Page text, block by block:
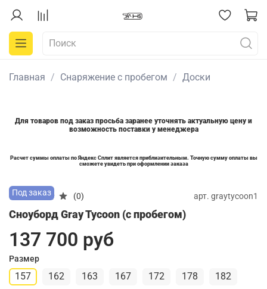
Главная Снаряжение с пробегом Доски
Для товаров под заказ просьба заранее уточнять актуальную цену и
возможность поставки у менеджера
Расчет суммы оплаты по Яндекс Сплит является приблизительным. Точную сумму оплаты вы
сможете увидеть при оформлении заказа
Под заказ (0) арт. graytycoon1
Сноуборд Gray Tycoon (с пробегом)
137 700 руб
Размер
157 162 163 167 172 178 182